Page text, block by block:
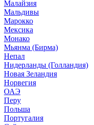
Малайзия
Мальдивы
Марокко
Мексика
Монако
Мьянма (Бирма)
Непал
Нидерланды (Голландия)
Новая Зеландия
Норвегия
ОАЭ
Перу
Польша
Португалия